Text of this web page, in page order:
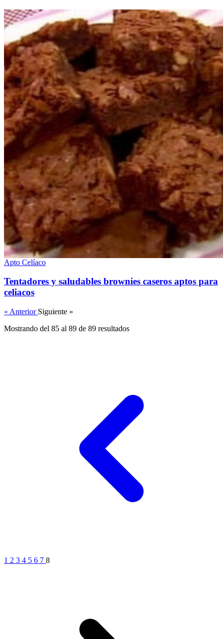
Apto Celíaco
Tentadores y saludables brownies caseros aptos para
celiacos
« Anterior Siguiente »
Mostrando del 85 al 89 de 89 resultados
1 2 3 4 5 6 7 8